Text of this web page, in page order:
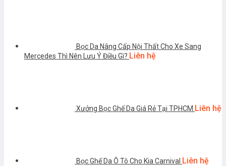
Bọc Da Nâng Cấp Nội Thất Cho Xe Sang
Mercedes Thì Nên Lưu Ý Điều Gì? Liên hệ
Xưởng Bọc Ghế Da Giá Rẻ Tại TPHCM Liên hệ
Bọc Ghế Da Ô Tô Cho Kia Carnival Liên hệ